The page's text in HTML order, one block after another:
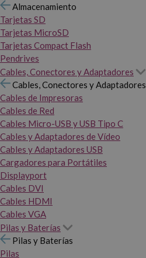
Almacenamiento
Tarjetas SD
Tarjetas MicroSD
Tarjetas Compact Flash
Pendrives
Cables, Conectores y Adaptadores
Cables, Conectores y Adaptadores
Cables de Impresoras
Cables de Red
Cables Micro-USB y USB Tipo C
Cables y Adaptadores de Vídeo
Cables y Adaptadores USB
Cargadores para Portátiles
Displayport
Cables DVI
Cables HDMI
Cables VGA
Pilas y Baterías
Pilas y Baterías
Pilas